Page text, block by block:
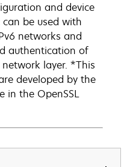
and device
can be used with
networks and
authentication of
layer. *This
developed by the
in the OpenSSL